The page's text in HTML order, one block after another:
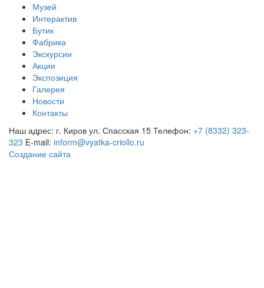
Музей
Интерактив
Бутик
Фабрика
Экскурсии
Акции
Экспозиция
Галерея
Новости
Контакты
Наш адрес: г. Киров ул. Спасская 15 Телефон: +7 (8332) 323-
323 E-mail: inform@vyatka-criollo.ru
Создание сайта